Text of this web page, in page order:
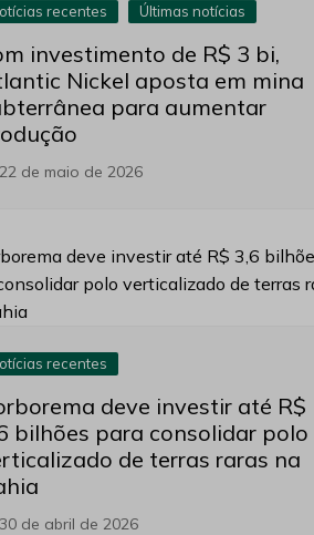
recentes Últimas notícias
investimento de R$ 3 bi,
Nickel aposta em mina
para aumentar
22 de maio de 2026
recentes
deve investir até R$
bilhões para consolidar polo
de terras raras na
30 de abril de 2026